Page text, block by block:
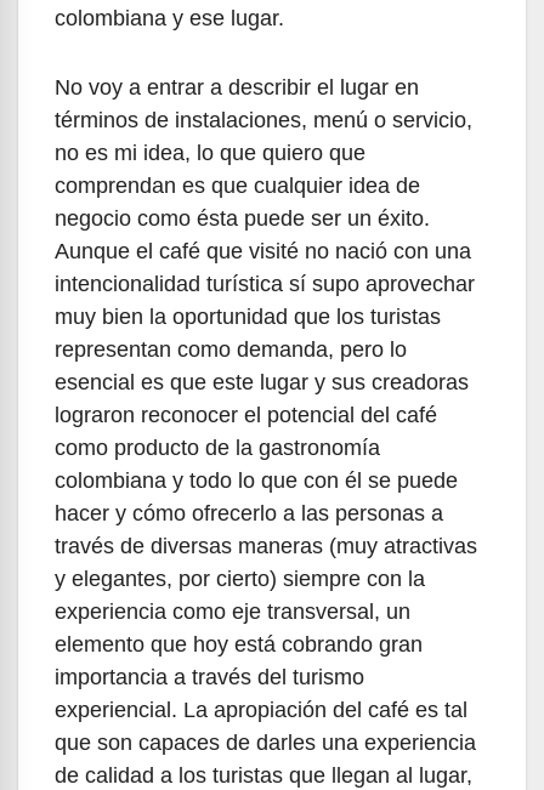
colombiana y ese lugar.
No voy a entrar a describir el lugar en
términos de instalaciones, menú o servicio,
no es mi idea, lo que quiero que
comprendan es que cualquier idea de
negocio como ésta puede ser un éxito.
Aunque el café que visité no nació con una
intencionalidad turística sí supo aprovechar
muy bien la oportunidad que los turistas
representan como demanda, pero lo
esencial es que este lugar y sus creadoras
lograron reconocer el potencial del café
como producto de la gastronomía
colombiana y todo lo que con él se puede
hacer y cómo ofrecerlo a las personas a
través de diversas maneras (muy atractivas
y elegantes, por cierto) siempre con la
experiencia como eje transversal, un
elemento que hoy está cobrando gran
importancia a través del turismo
experiencial. La apropiación del café es tal
que son capaces de darles una experiencia
de calidad a los turistas que llegan al lugar,